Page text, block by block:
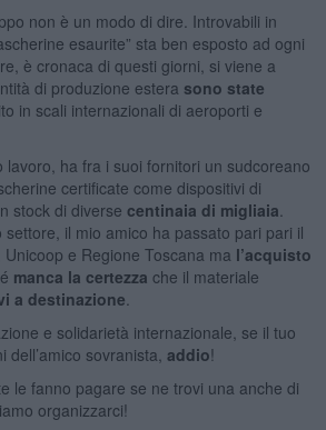
non è un modo di dire. Introvabili in
esaurite” sta ben esposto ad ogni
è cronaca di questi giorni, si viene a
di produzione estera sono state
in scali internazionali di aeroporti e
lavoro, ha fra i suoi fornitori un sudcoreano
certificate come dispositivi di
stock di diverse centinaia di migliaia
il mio amico ha passato pari pari il
e Regione Toscana ma l’acquisto
manca la certezza che il materiale
a destinazione
e solidarietà internazionale, se il tuo
sovranista, addio!
le fanno pagare se ne trovi una anche di
organizzarci!